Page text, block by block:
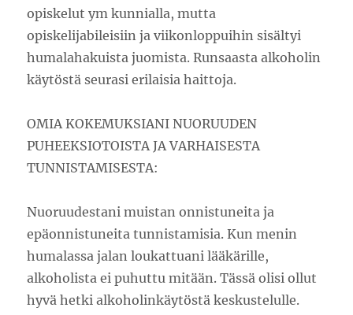
opiskelut ym kunnialla, mutta
opiskelijabileisiin ja viikonloppuihin sisältyi
humalahakuista juomista. Runsaasta alkoholin
käytöstä seurasi erilaisia haittoja.
OMIA KOKEMUKSIANI NUORUUDEN
PUHEEKSIOTOISTA JA VARHAISESTA
TUNNISTAMISESTA:
Nuoruudestani muistan onnistuneita ja
epäonnistuneita tunnistamisia. Kun menin
humalassa jalan loukattuani lääkärille,
alkoholista ei puhuttu mitään. Tässä olisi ollut
hyvä hetki alkoholinkäytöstä keskustelulle.